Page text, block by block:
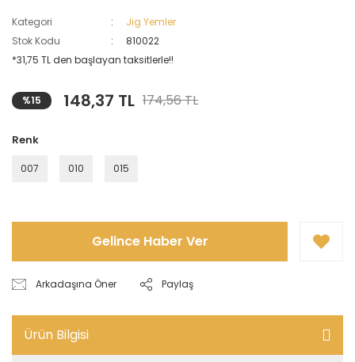
Kategori
Jig Yemler
Stok Kodu
810022
*31,75 TL den başlayan taksitlerle!!
%15 148,37 TL 174,56 TL
Renk
007 010 015
Gelince Haber Ver
Arkadaşına Öner Paylaş
Ürün Bilgisi